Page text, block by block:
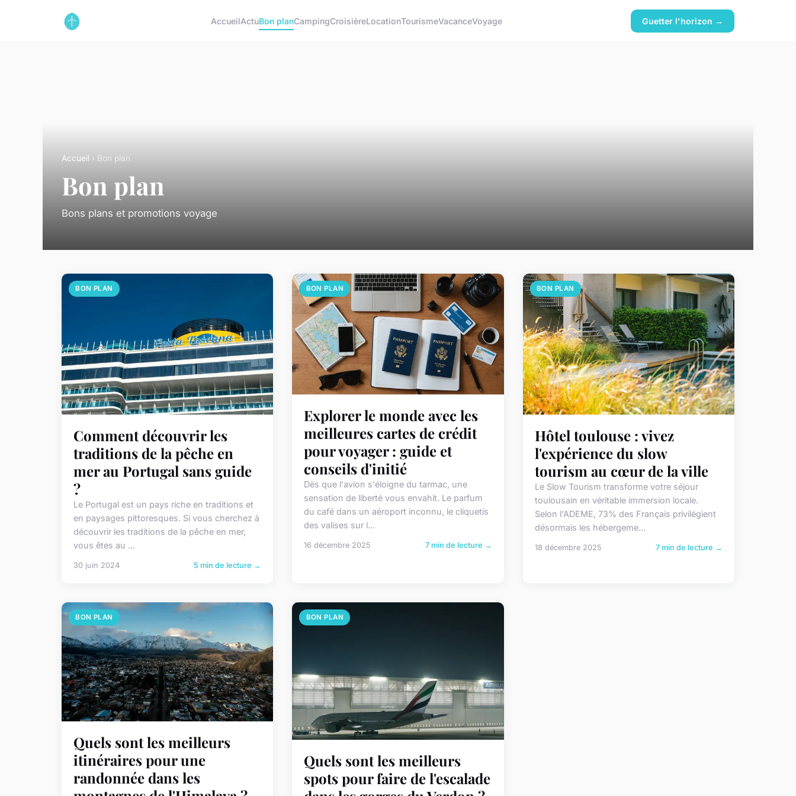
AccueilActuBon planCampingCroisièreLocationTourismeVacanceVoyage Guetter l'horizon →
Accueil › Bon plan
Bon plan
Bons plans et promotions voyage
BON PLAN
Comment découvrir les
traditions de la pêche en
mer au Portugal sans guide
?
Le Portugal est un pays riche en traditions et
en paysages pittoresques. Si vous cherchez à
découvrir les traditions de la pêche en mer,
vous êtes au ...
30 juin 2024 5 min de lecture →
BON PLAN
Explorer le monde avec les
meilleures cartes de crédit
pour voyager : guide et
conseils d'initié
Dès que l'avion s'éloigne du tarmac, une
sensation de liberté vous envahit. Le parfum
du café dans un aéroport inconnu, le cliquetis
des valises sur l...
16 décembre 2025 7 min de lecture →
BON PLAN
Hôtel toulouse : vivez
l'expérience du slow
tourism au cœur de la ville
Le Slow Tourism transforme votre séjour
toulousain en véritable immersion locale.
Selon l'ADEME, 73% des Français privilégient
désormais les hébergeme...
18 décembre 2025 7 min de lecture →
BON PLAN
Quels sont les meilleurs
itinéraires pour une
randonnée dans les
BON PLAN
Quels sont les meilleurs
spots pour faire de l'escalade